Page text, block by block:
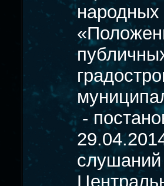
-
слушаний